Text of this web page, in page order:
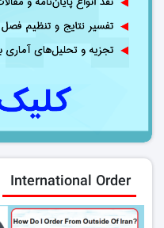
International Order